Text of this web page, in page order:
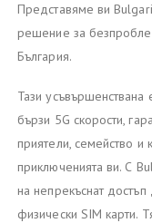
Представяме ви
решение за
България.
Тази усъвършенствана
бързи 5G скорости,
приятели, семейство и
приключенията ви. С
на непрекъснат
физически SIM карти.